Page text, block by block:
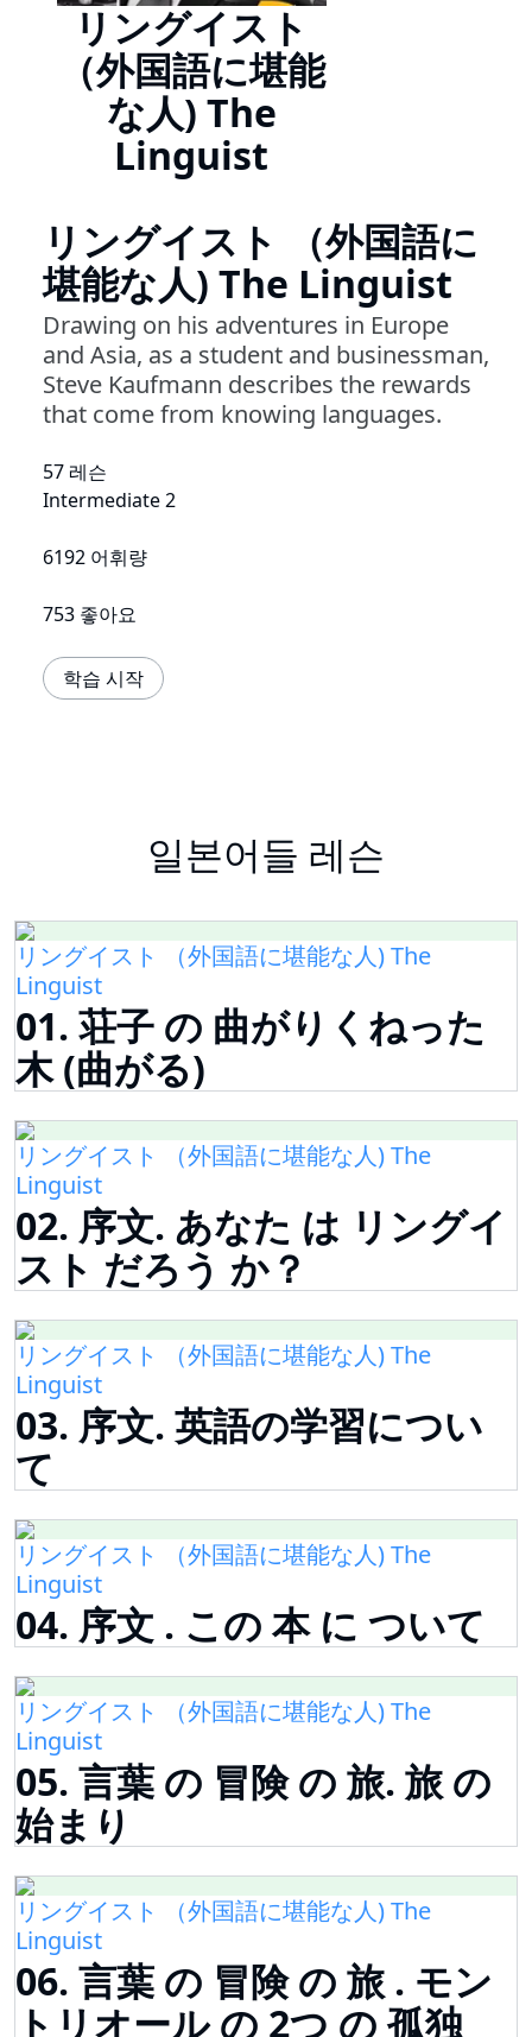
リングイスト
（外国語に堪能
な人) The
Linguist
リングイスト （外国語に
堪能な人) The Linguist
Drawing on his adventures in Europe
and Asia, as a student and businessman,
Steve Kaufmann describes the rewards
that come from knowing languages.
57 레슨
Intermediate 2
6192 어휘량
753 좋아요
학습 시작
일본어들 레슨
リングイスト （外国語に堪能な人) The
Linguist
01. 荘子 の 曲がりくねった
木 (曲がる)
リングイスト （外国語に堪能な人) The
Linguist
02. 序文. あなた は リングイ
スト だろう か？
リングイスト （外国語に堪能な人) The
Linguist
03. 序文. 英語の学習につい
て
リングイスト （外国語に堪能な人) The
Linguist
04. 序文 . この 本 に ついて
リングイスト （外国語に堪能な人) The
Linguist
05. 言葉 の 冒険 の 旅. 旅 の
始まり
リングイスト （外国語に堪能な人) The
Linguist
06. 言葉 の 冒険 の 旅 . モン
トリオール の 2つ の 孤独